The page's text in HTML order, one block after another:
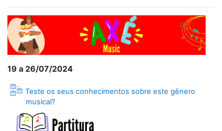
19 a 26/07/2024
Teste os seus conhecimentos sobre este gênero
musical?
Lesson